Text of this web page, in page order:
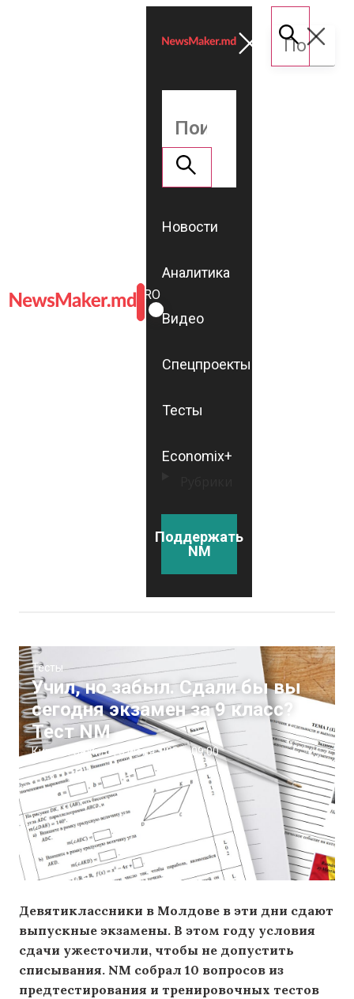
ROMÂNĂ
RU
Новости
Аналитика
Видео
Спецпроекты
Тесты
Economix+
Поддержать
NM
Тесты
Учил, но забыл. Сдали бы вы
сегодня экзамен за 9 класс?
Тест NM
Кирилл Сажин 5 июня, 2026 09:00
Девятиклассники в Молдове в эти дни сдают
выпускные экзамены. В этом году условия
сдачи ужесточили, чтобы не допустить
списывания. NM собрал 10 вопросов из
предтестирования и тренировочных тестов